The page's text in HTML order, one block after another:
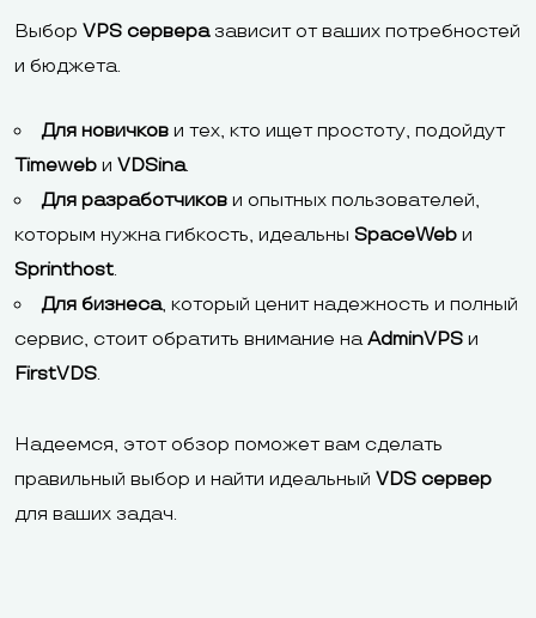
Выбор VPS серверазависит от ваших потребностей
и бюджета.
Для новичков и тех, кто ищет простоту, подойдут
Timeweb и VDSina.
Для разработчиков и опытных пользователей,
которым нужна гибкость, идеальны SpaceWeb и
Sprinthost.
Для бизнеса, который ценит надежность и полный
сервис, стоит обратить внимание наAdminVPS и
FirstVDS.
Надеемся, этот обзор поможет вам сделать
правильный выбор и найти идеальный VDS сервер
для ваших задач.